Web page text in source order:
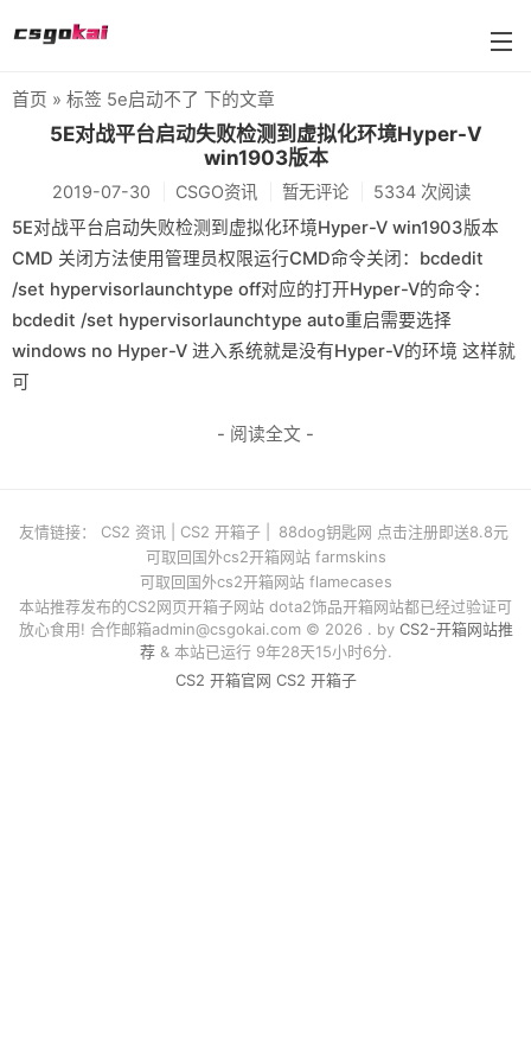
farmskins
88dog
flamecases
88hash-jp
首页 » 标签 5e启动不了 下的文章
5E对战平台启动失败检测到虚拟化环境Hyper-V
win1903版本
2019-07-30 CSGO资讯 暂无评论 5334 次阅读
5E对战平台启动失败检测到虚拟化环境Hyper-V win1903版本
CMD 关闭方法使用管理员权限运行CMD命令关闭：bcdedit
/set hypervisorlaunchtype off对应的打开Hyper-V的命令：
bcdedit /set hypervisorlaunchtype auto重启需要选择
windows no Hyper-V 进入系统就是没有Hyper-V的环境 这样就
可
- 阅读全文 -
友情链接： CS2 资讯 CS2 开箱子
88dog钥匙网 点击注册即送8.8元
可取回国外cs2开箱网站 farmskins
可取回国外cs2开箱网站 flamecases
本站推荐发布的CS2网页开箱子网站 dota2饰品开箱网站都已经过验证可
放心食用! 合作邮箱admin@csgokai.com© 2026 . by CS2-开箱网站推
荐& 本站已运行 9年28天15小时6分.
CS2 开箱官网 CS2 开箱子